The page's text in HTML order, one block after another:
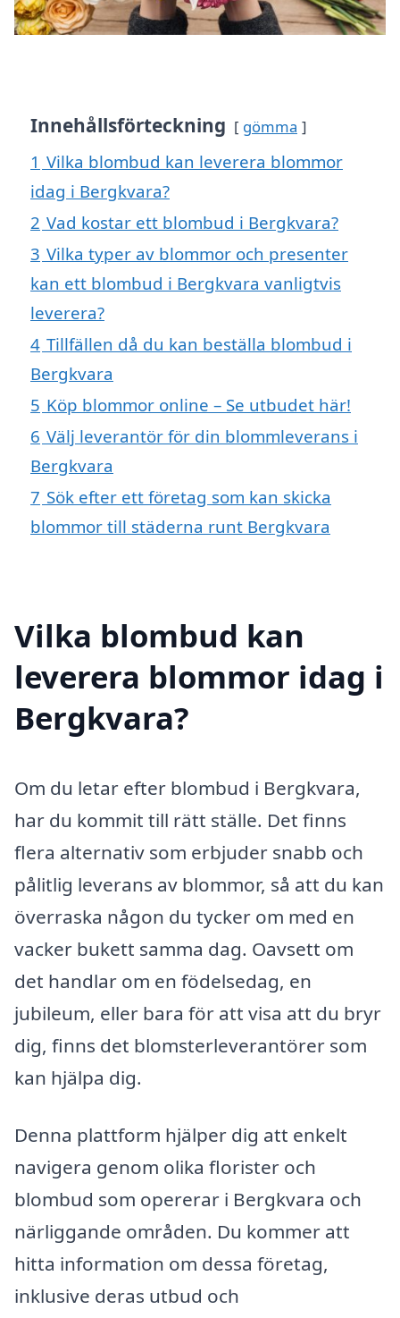
Innehållsförteckning gömma
1 Vilka blombud kan leverera blommor
idag i Bergkvara?
2 Vad kostar ett blombud i Bergkvara?
3 Vilka typer av blommor och presenter
kan ett blombud i Bergkvara vanligtvis
leverera?
4 Tillfällen då du kan beställa blombud i
Bergkvara
5 Köp blommor online – Se utbudet här!
6 Välj leverantör för din blommleverans i
Bergkvara
7 Sök efter ett företag som kan skicka
blommor till städerna runt Bergkvara
Vilka blombud kan
leverera blommor idag i
Bergkvara?
Om du letar efter blombud i Bergkvara,
har du kommit till rätt ställe. Det finns
flera alternativ som erbjuder snabb och
pålitlig leverans av blommor, så att du kan
överraska någon du tycker om med en
vacker bukett samma dag. Oavsett om
det handlar om en födelsedag, en
jubileum, eller bara för att visa att du bryr
dig, finns det blomsterleverantörer som
kan hjälpa dig.
Denna plattform hjälper dig att enkelt
navigera genom olika florister och
blombud som opererar i Bergkvara och
närliggande områden. Du kommer att
hitta information om dessa företag,
inklusive deras utbud och